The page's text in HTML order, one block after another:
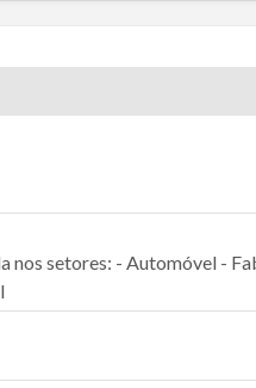
nos setores: - Automóvel -